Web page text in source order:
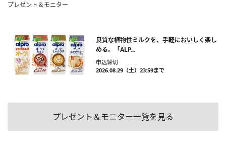
プレゼント＆モニター
良質な植物性ミルクを、手軽においしく楽し
める。「ALP...
申込締切
2026.08.29（土）23:59まで
プレゼント＆モニター一覧を見る